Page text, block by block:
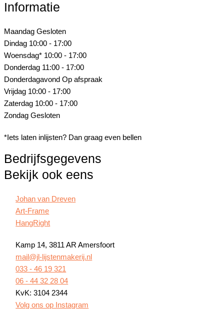
Informatie
Maandag Gesloten
Dindag 10:00 - 17:00
Woensdag* 10:00 - 17:00
Donderdag 11:00 - 17:00
Donderdagavond Op afspraak
Vrijdag 10:00 - 17:00
Zaterdag 10:00 - 17:00
Zondag Gesloten
*Iets laten inlijsten? Dan graag even bellen
Bedrijfsgegevens
Bekijk ook eens
Johan van Dreven
Art-Frame
HangRight
Kamp 14, 3811 AR Amersfoort
mail@jl-lijstenmakerij.nl
033 - 46 19 321
06 - 44 32 28 04
KvK: 3104 2344
Volg ons op Instagram